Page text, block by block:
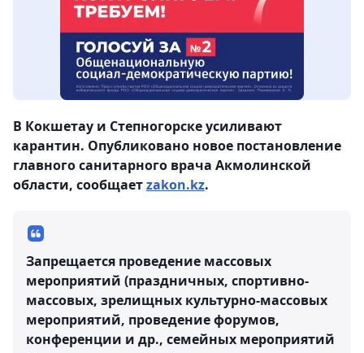
В Кокшетау и Степногорске усиливают
карантин. Опубликовано новое постановление
главного санитарного врача Акмолинской
области, сообщаетzakon.kz.
Запрещается проведение массовых
мероприятий (праздничных, спортивно-
массовых, зрелищных культурно-массовых
мероприятий, проведение форумов,
конференции и др., семейных мероприятий